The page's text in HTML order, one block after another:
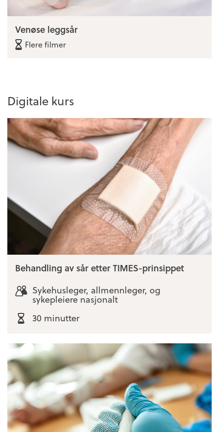
Venøse leggsår
Flere filmer
Digitale kurs
Behandling av sår etter TIMES-prinsippet
Sykehusleger, allmennleger, og
sykepleiere nasjonalt
30 minutter